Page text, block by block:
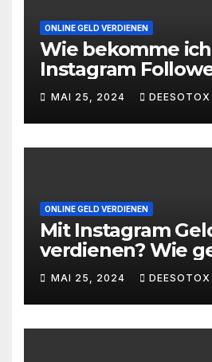
ONLINE GELD VERDIENEN
Wie bekomme
Instagram
MAI 25, 2024 DEESOTOX
ONLINE GELD VERDIENEN
Mit Instagram
verdienen? Wie
MAI 25, 2024 DEESOTOX